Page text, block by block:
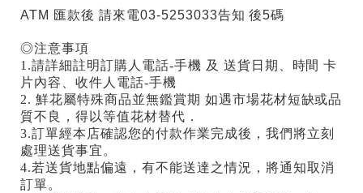
ATM 匯款後 請來電03-5253033告知 後5碼
◎注意事項
1.請詳細註明訂購人電話-手機 及 送貨日期、時間 卡
片內容、收件人電話-手機
2. 鮮花屬特殊商品並無鑑賞期 如遇市場花材短缺或品
質不良，得以等值花材替代．
3.訂單經本店確認您的付款作業完成後，我們將立刻
處理送貨事宜。
4.若送貨地點偏遠，有不能送達之情況，將通知取消
訂單。